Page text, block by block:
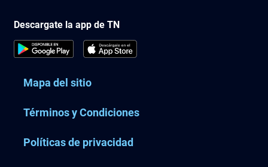
Descargate la app de TN
Mapa del sitio
Términos y Condiciones
Políticas de privacidad